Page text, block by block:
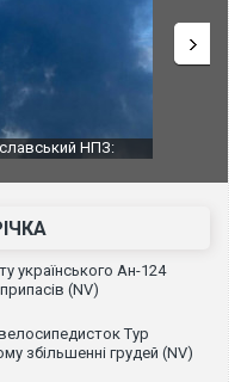
Неймар влаштував конфлікт
"Сантоса". ВІДЕО
українського Ан-124
(NV)
Тур
збільшенні грудей (NV)